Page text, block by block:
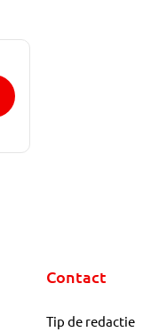
Contact
Tip de redactie